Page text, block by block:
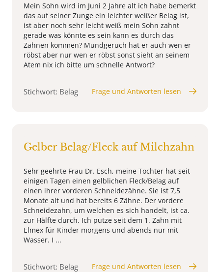
Mein Sohn wird im Juni 2 Jahre alt ich habe bemerkt
das auf seiner Zunge ein leichter weißer Belag ist,
ist aber noch sehr leicht weiß mein Sohn zahnt
gerade was könnte es sein kann es durch das
Zahnen kommen? Mundgeruch hat er auch wen er
röbst aber nur wen er röbst sonst sieht an seinem
Atem nix ich bitte um schnelle Antwort?
Stichwort: Belag Frage und Antworten lesen
Gelber Belag/Fleck auf Milchzahn
Sehr geehrte Frau Dr. Esch, meine Tochter hat seit
einigen Tagen einen gelblichen Fleck/Belag auf
einen ihrer vorderen Schneidezähne. Sie ist 7,5
Monate alt und hat bereits 6 Zähne. Der vordere
Schneidezahn, um welchen es sich handelt, ist ca.
zur Hälfte durch. Ich putze seit dem 1. Zahn mit
Elmex für Kinder morgens und abends nur mit
Wasser. I ...
Stichwort: Belag Frage und Antworten lesen